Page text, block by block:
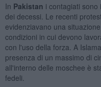
In Pakistan i contagiati
dei decessi. Le recenti
evidenziavano una
condizioni in cui devono
con l'uso della forza. A
presenza di un massimo di
all'interno delle moschee è
fedeli.